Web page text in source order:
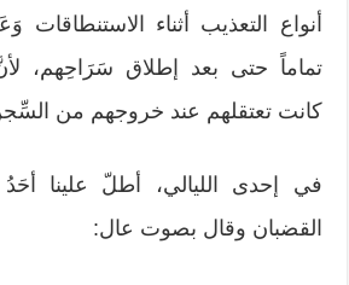
أنواع التعذيب أثناء
تماماً حتى بعد إطلاق سَرَاحِهم،
كانت تعتقلهم عند خروجهم من
في إحدى الليالي، أطلّ علينا
القضبان وقال بصوت عال: